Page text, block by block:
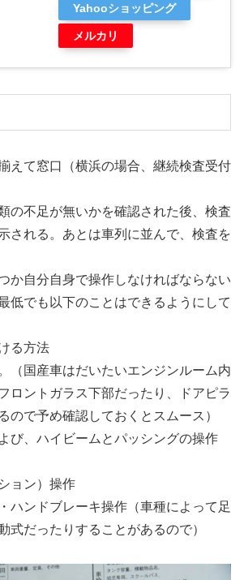
Yahooショッピング
メルカリ
えて窓口（横浜の場合、継続検査受付
の不足が無いかを確認された後、検査
される。あとは車列に並んで、検査を
か自分自身で操作しなければならない
低でも以下のことはできるようにして
る方法
（国産車はだいたいエンジンルーム内
ロントガラス下部だったり、ドアピラ
ので予め確認しておくとスムース）
び、ハイビームとパッシングの操作
ョン）操作
ハンドブレーキ操作（車種によって足
式だったりすることがあるので）